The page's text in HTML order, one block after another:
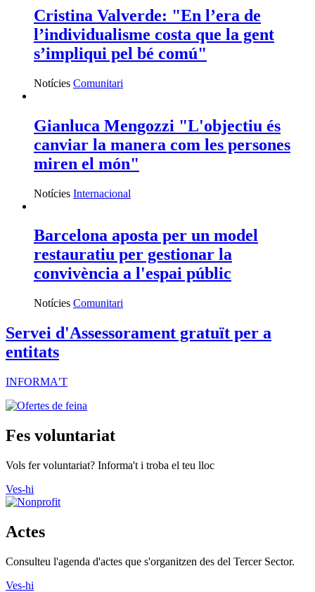
Cristina Valverde: "En l’era de
l’individualisme costa que la gent
s’impliqui pel bé comú"
Notícies Comunitari
Gianluca Mengozzi "L'objectiu és
canviar la manera com les persones
miren el món"
Notícies Internacional
Barcelona aposta per un model
restauratiu per gestionar la
convivència a l'espai públic
Notícies Comunitari
Servei d'Assessorament gratuït per a
entitats
INFORMA'T
Fes voluntariat
Vols fer voluntariat? Informa't i troba el teu lloc
Ves-hi
Actes
Consulteu l'agenda d'actes que s'organitzen des del Tercer Sector.
Ves-hi